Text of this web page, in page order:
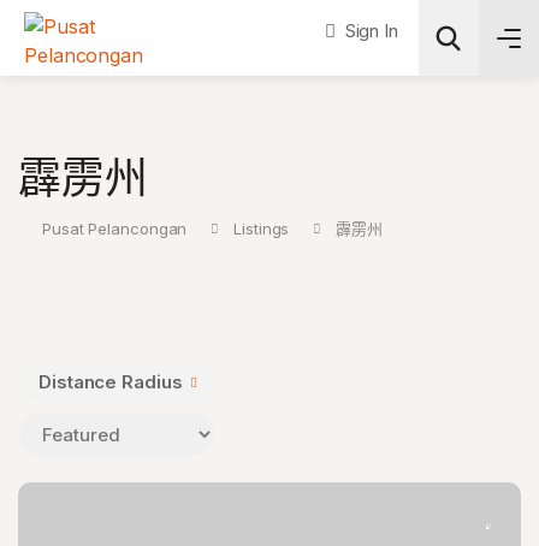
Sign In
霹雳州
Pusat Pelancongan Listings 霹雳州
Distance Radius